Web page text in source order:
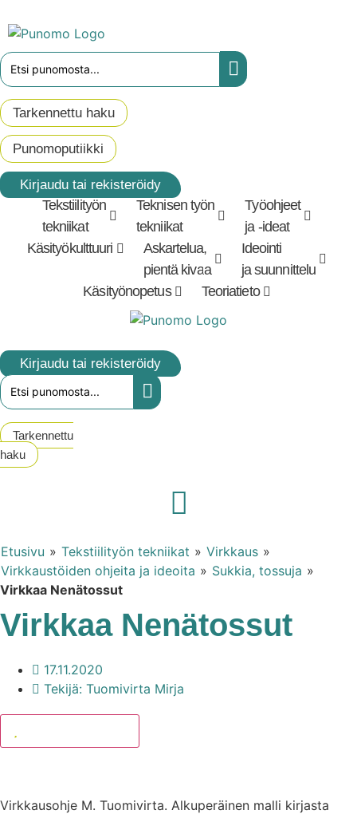
Mene
sisältöön
Search
Tarkennettu haku
Punomoputiikki
Kirjaudu tai rekisteröidy
Tekstiilityön
tekniikat
Teknisen työn
tekniikat
Työohjeet
ja -ideat
Käsityökulttuuri
Askartelua,
pientä kivaa
Ideointi
ja suunnittelu
Käsityönopetus
Teoriatieto
Kirjaudu tai rekisteröidy
Search
Tarkennettu
haku
Etusivu » Tekstiilityön tekniikat » Virkkaus »
Virkkaustöiden ohjeita ja ideoita » Sukkia, tossuja »
Virkkaa Nenätossut
Virkkaa Nenätossut
17.11.2020
Tekijä: Tuomivirta Mirja
Virkkausohje M. Tuomivirta. Alkuperäinen malli kirjasta